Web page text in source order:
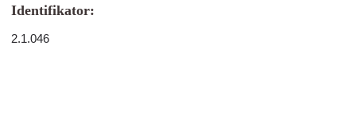
Identifikator:
2.1.046